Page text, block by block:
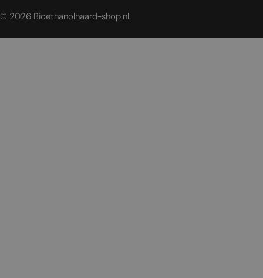
© 2026 Bioethanolhaard-shop.nl.